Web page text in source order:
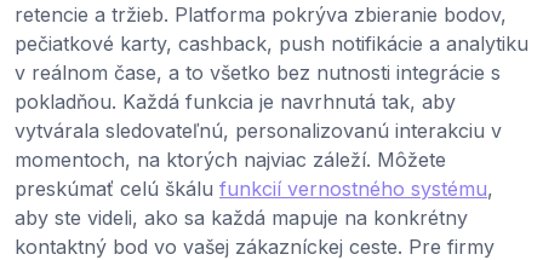
retencie a tržieb. Platforma pokrýva zbieranie bodov,
pečiatkové karty, cashback, push notifikácie a analytiku
v reálnom čase, a to všetko bez nutnosti integrácie s
pokladňou. Každá funkcia je navrhnutá tak, aby
vytvárala sledovateľnú, personalizovanú interakciu v
momentoch, na ktorých najviac záleží. Môžete
preskúmať celú škálu funkcií vernostného systému,
aby ste videli, ako sa každá mapuje na konkrétny
kontaktný bod vo vašej zákazníckej ceste. Pre firmy